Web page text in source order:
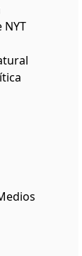
NYT